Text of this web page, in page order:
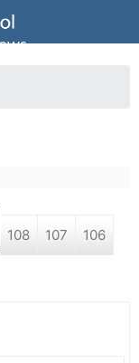
108 107 106